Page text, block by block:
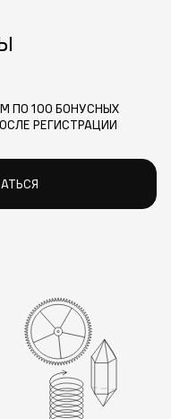
ПО 100 БОНУСНЫХ
РЕГИСТРАЦИИ